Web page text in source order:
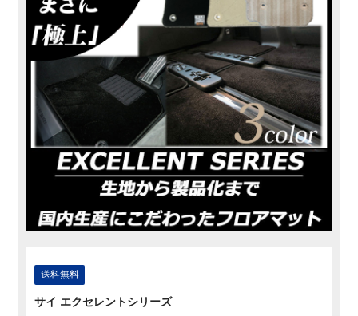
送料無料
サイ エクセレントシリーズ